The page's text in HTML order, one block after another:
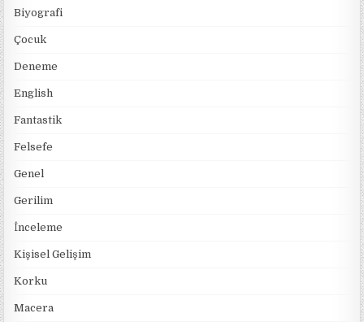
Biyografi
Çocuk
Deneme
English
Fantastik
Felsefe
Genel
Gerilim
İnceleme
Kişisel Gelişim
Korku
Macera